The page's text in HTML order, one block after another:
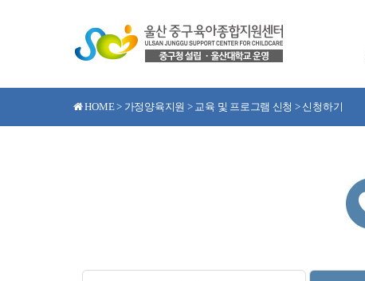
HOME > 가정양육지원 > 교육 및 프로그램 신청 > 신청하기